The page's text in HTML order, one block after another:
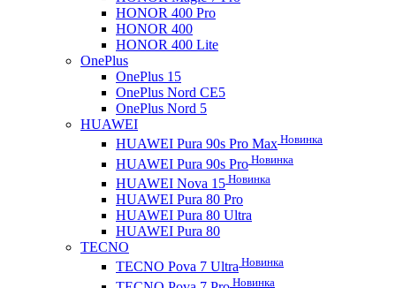
HONOR 400 Pro
HONOR 400
HONOR 400 Lite
OnePlus
OnePlus 15
OnePlus Nord CE5
OnePlus Nord 5
HUAWEI
HUAWEI Pura 90s Pro Max Новинка
HUAWEI Pura 90s Pro Новинка
HUAWEI Nova 15 Новинка
HUAWEI Pura 80 Pro
HUAWEI Pura 80 Ultra
HUAWEI Pura 80
TECNO
TECNO Pova 7 Ultra Новинка
Новинка